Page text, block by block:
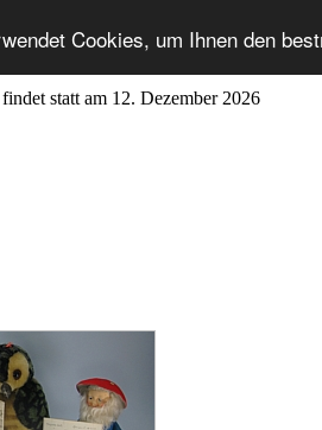
Cookies, um Ihnen den
statt am 12. Dezember 2026